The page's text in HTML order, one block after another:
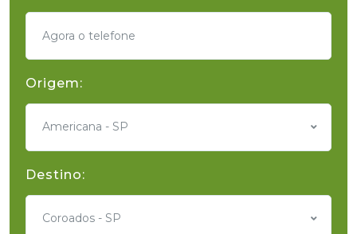
Origem:
Americana - SP
Destino:
Coroados - SP